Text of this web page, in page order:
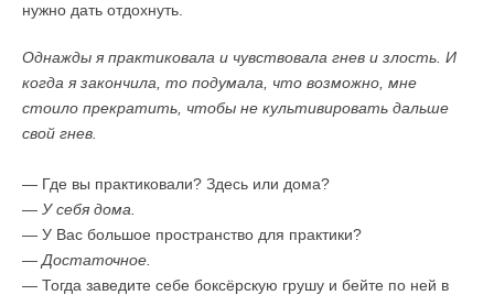
нужно дать отдохнуть.
Однажды я практиковала и чувствовала гнев и злость. И
когда я закончила, то подумала, что возможно, мне
стоило прекратить, чтобы не культивировать дальше
свой гнев.
— Где вы практиковали? Здесь или дома?
— У себя дома.
— У Вас большое пространство для практики?
— Достаточное.
— Тогда заведите себе боксёрскую грушу и бейте по ней в